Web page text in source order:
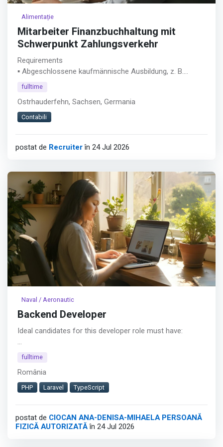
Alimentație
Mitarbeiter Finanzbuchhaltung mit
Schwerpunkt Zahlungsverkehr
Requirements
▪ Abgeschlossene kaufmännische Ausbildung, z. B.
Industriekaufmann/-frau, Bankkaufmann/-frau,
▪ Mindestens 5 Jahre Berufserfahrung im Bereich
Finanzbuchhaltung, Zahlungsverkehr oder
▪ Sicherer Umgang mit Buchhaltungssoftware
(idealerweise Addison, alternativ DATEV o. Ä.)
(vorzugsweise windata)
Afișează tot
fulltime
Ostrhauderfehn, Sachsen, Germania
Contabili
postat de Recruiterîn 24 Jul 2026
Naval / Aeronautic
Backend Developer
Ideal candidates for this developer role must have:
• Background in writing good and reliable applications
• An appetite for technology and for delivering quality
software products
• Curious about the business and the uses of
development work
fulltime
România
PHP Laravel TypeScript
postat de CIOCAN ANA-DENISA-MIHAELA PERSOANĂ
FIZICĂ AUTORIZATĂîn 24 Jul 2026